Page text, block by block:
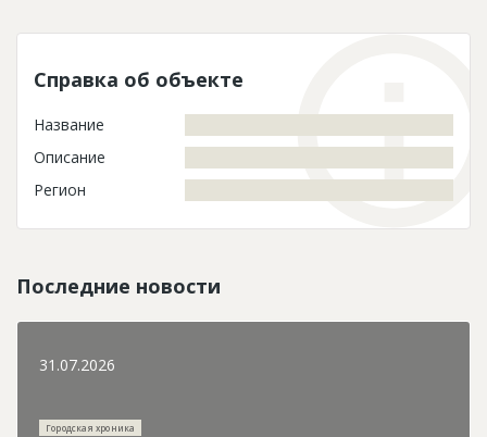
Справка об объекте
Название
Описание
Регион
Последние новости
31.07.2026
Городская хроника